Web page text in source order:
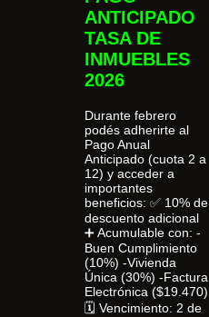
ANTICIPADO
TASA DE
INMUEBLES
2026
Durante febrero
podés adherirte al
Pago Anual
Anticipado (cuota 2 a
12) y acceder a
importantes
beneficios: ✅ 10% de
descuento adicional
➕ Acumulable con: -
Buen Cumplimiento
(10%) -Vivienda
Única (30%) -Factura
Electrónica ($19.470)
🗓 Vencimiento: 2 de